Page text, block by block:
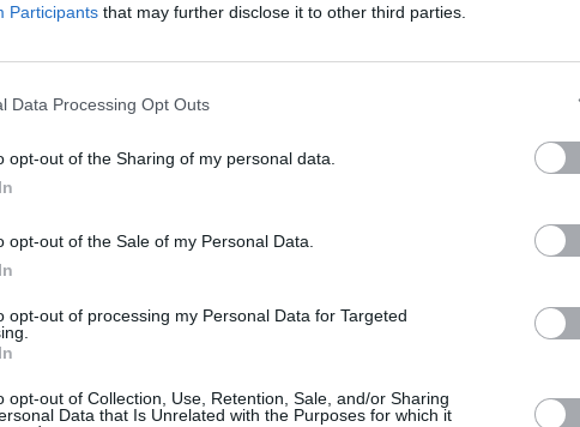
Participants that may further disclose it to other third parties.
Data Processing Opt Outs
opt-out of the Sharing of my personal data.
opt-out of the Sale of my Personal Data.
opt-out of processing my Personal Data for Targeted
opt-out of Collection, Use, Retention, Sale, and/or Sharing
Data that Is Unrelated with the Purposes for which it
attraktive Witwe, zu beneiden. Sie bewohnt ein geräumiges,
und hat eine überaus vernünftige Tochter, Karoline , großgezogen.
selbstverständlich der Familie gewidmet hat, nach dem Tod ihres
und Verwandte, alle im Stress, können nicht verstehen, dass
Nützliches zu tun, beschließt Juliane trotz erheblicher Bedenken
als Bibliothekarin zurückzukehren. Allerdings hat der krisengeschüttelte
Gefängnisdirektor Schober gibt ihr eine Chance, die verwaiste
Job, denn die schweren Jungs lesen, wenn überhaupt, nur
ihren Schulkameraden, den Gossenpoeten Harry Rowohlt , für eine
ihre Bibliothek zu entdecken. Der künstlerisch begabte Albert Tieck
Annäherung an den sensiblen, zurückhaltenden Mann erleidet
die ganze Wahrheit über Albert offenbart: Der Möbelschreiner hatte,
seine Fabrik in Brand gesteckt. Dass seine Frau dabei ums Leben
aus Angst, dass sie sich schockiert abwenden könnte. Trotz der
geht Juliane erneut auf Albert zu, überredet sogar den